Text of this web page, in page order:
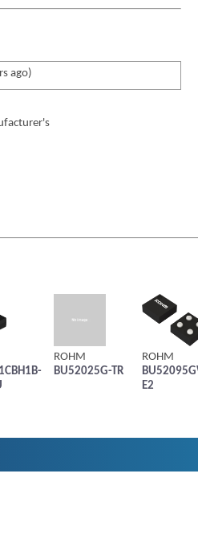
ago)
ROHM
BU52025G-TR
ROHM
E2